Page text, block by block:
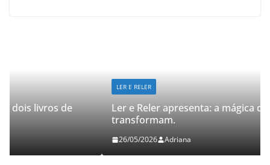
Ler e Reler apresenta: a mágica de dois livros que